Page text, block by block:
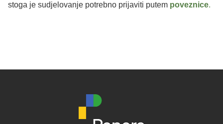
stoga je sudjelovanje potrebno prijaviti putem poveznice.